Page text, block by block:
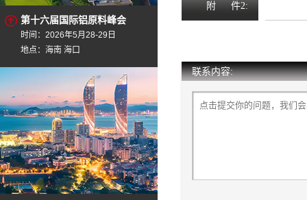
第十六届国际铝原料峰会
时间：2026年5月28-29日
地点：海南 海口
附 件2:
联系内容: